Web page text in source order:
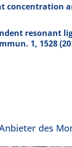
concentration
resonant
1, 1528
des